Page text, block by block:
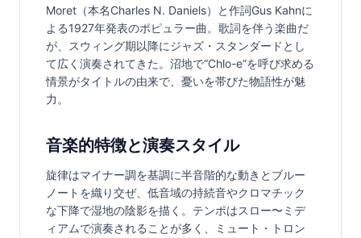
Moret（本名Charles N. Daniels）と作詞Gus Kahnに
よる1927年発表のポピュラー曲。歌詞を伴う楽曲だ
が、スウィング期以降にジャズ・スタンダードとし
て広く演奏されてきた。沼地で“Chlo-e”を呼び求める
情景がタイトルの由来で、憂いを帯びた物語性が魅
力。
音楽的特徴と演奏スタイル
旋律はマイナー調を基調に半音階的な動きとブルー
ノートを織り交ぜ、低音域の持続音やクロマチック
な下降で湿地の陰影を描く。テンポはスロー〜ミデ
ィアムで演奏されることが多く、ミュート・トロン